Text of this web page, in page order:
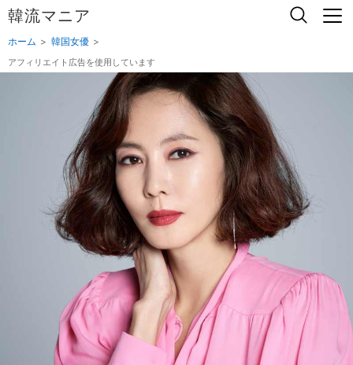
韓流マニア
ホーム 韓国女優
アフィリエイト広告を使用しています